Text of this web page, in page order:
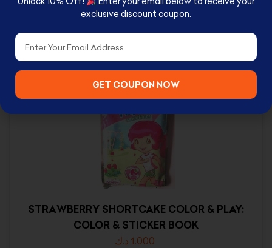
RELATED PRODUCTS
STRAWBERRY SHORTCAKE COLOR & PLAY:
COLOR & STICKER BOOK
1.000 د.ك
exclusive discount coupon.
Email
GET COUPON NOW